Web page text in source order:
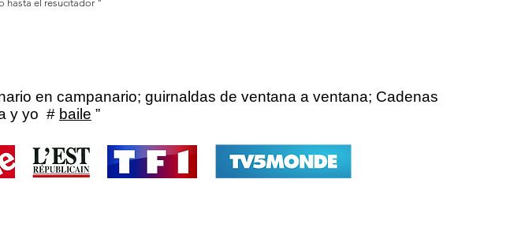
hasta el resucitador "
en campanario; guirnaldas de ventana a ventana; Cadenas
y yo # baile ”